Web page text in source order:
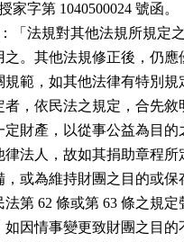
字第 1040500024 號函。
：「法規對其他法規所規定
用之。其他法規修正後，仍
關規範，如其他法律有特別規
定者，依民法之規定，合先敘
定財產，以從事公益為目的
他律法人，故如其捐助章程
備，或為維持財團之目的或
法第 62 條或第 63 條之規
；如因情事變更致財團之目